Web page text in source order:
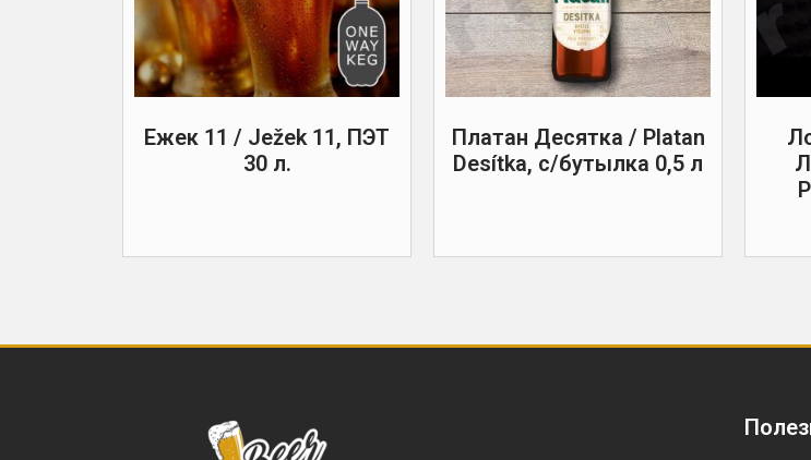
Ежек 11 / Ježek 11, ПЭТ
30 л.
Платан Десятка / Platan
Desítka, с/бутылка 0,5 л